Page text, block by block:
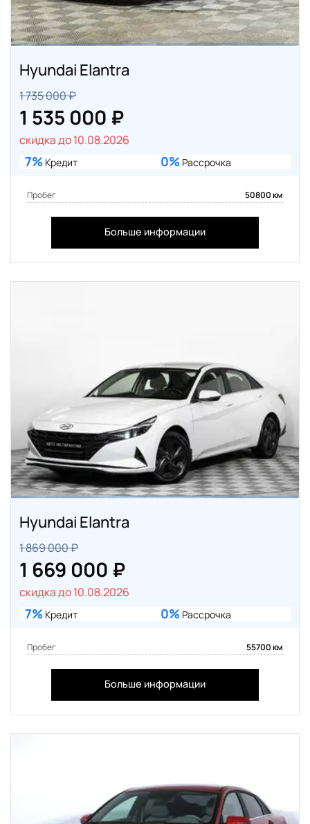
Hyundai Elantra
1 735 000 ₽
1 535 000 ₽
скидка до 10.08.2026
7% Кредит 0% Рассрочка
Пробег 50800 км
Больше информации
Hyundai Elantra
1 869 000 ₽
1 669 000 ₽
скидка до 10.08.2026
7% Кредит 0% Рассрочка
Пробег 55700 км
Больше информации